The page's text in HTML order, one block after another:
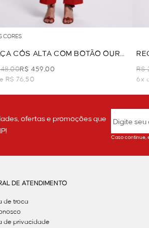
CORES
CÓS ALTA COM BOTÃO OURO
R$ 459,00
R$ 76,50
R$
6x
ofertas e promoções que
Caso continue,
DE ATENDIMENTO
de troca
de privacidade